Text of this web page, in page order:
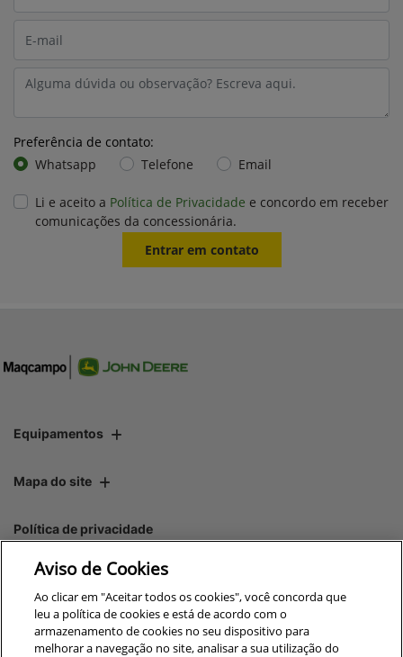
Preferência de contato:
Whatsapp
Telefone Email
Li e aceito a Política de Privacidade e concordo em receber
comunicações da concessionária.
Entrar em contato
Equipamentos
Mapa do site
Política de privacidade
CNPJ: 00.970.771/0015-07
Aviso de Cookies
Ao clicar em "Aceitar todos os cookies", você concorda que
leu a política de cookies e está de acordo com o
armazenamento de cookies no seu dispositivo para
melhorar a navegação no site, analisar a sua utilização do